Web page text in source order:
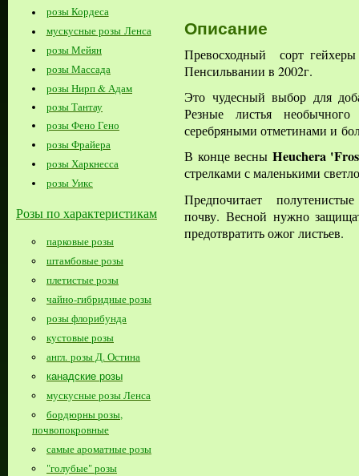
розы Кордеса
мускусные розы Ленса
розы Мейян
розы Массада
розы Нирп & Адам
розы Тантау
розы Фено Гено
розы Фрайера
розы Харкнесса
розы Уикс
Розы по характеристикам
парковые розы
штамбовые розы
плетистые розы
чайно-гибридные розы
розы флорибунда
кустовые розы
англ. розы Д. Остина
канадские розы
мускусные розы Ленса
бордюрны розы,
почвопокровные
самые ароматные розы
"голубые" розы
Описание
Превосходный сорт
Пенсильвании в 2002г.
Это чудесный выбор для
Резные листья необычного
серебряными отметинами и
В конце весны Heuchera
стрелками с маленькими
Предпочитает
почву.Весной нужно
предотвратить ожог листьев.